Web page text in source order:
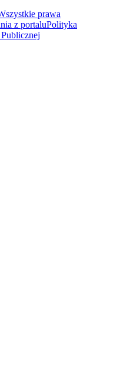
prawa
z portaluPolityka